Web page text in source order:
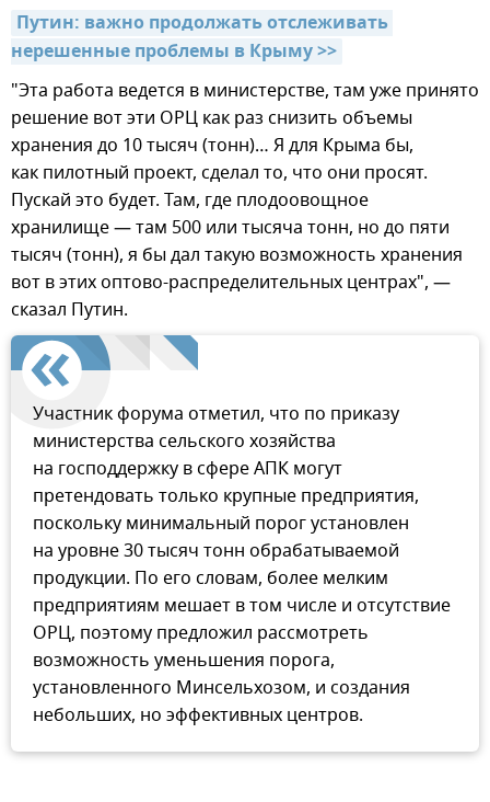
Путин: важно продолжать отслеживать
нерешенные проблемы в Крыму >>
"Эта работа ведется в министерстве, там уже принято
решение вот эти ОРЦ как раз снизить объемы
хранения до 10 тысяч (тонн)… Я для Крыма бы,
как пилотный проект, сделал то, что они просят.
Пускай это будет. Там, где плодоовощное
хранилище — там 500 или тысяча тонн, но до пяти
тысяч (тонн), я бы дал такую возможность хранения
вот в этих оптово-распределительных центрах", —
сказал Путин.
Участник форума отметил, что по приказу
министерства сельского хозяйства
на господдержку в сфере АПК могут
претендовать только крупные предприятия,
поскольку минимальный порог установлен
на уровне 30 тысяч тонн обрабатываемой
продукции. По его словам, более мелким
предприятиям мешает в том числе и отсутствие
ОРЦ, поэтому предложил рассмотреть
возможность уменьшения порога,
установленного Минсельхозом, и создания
небольших, но эффективных центров.